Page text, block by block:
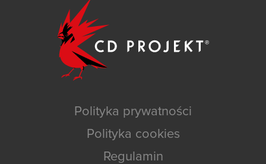
Polityka prywatności
Polityka cookies
Regulamin